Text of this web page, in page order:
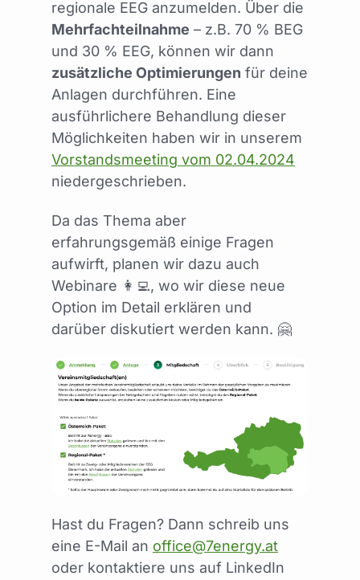
regionale EEG anzumelden. Über die
Mehrfachteilnahme – z.B. 70 % BEG
und 30 % EEG, können wir dann
zusätzliche Optimierungen für deine
Anlagen durchführen. Eine
ausführlichere Behandlung dieser
Möglichkeiten haben wir in unserem
Vorstandsmeeting vom 02.04.2024
niedergeschrieben.
Da das Thema aber
erfahrungsgemäß einige Fragen
aufwirft, planen wir dazu auch
Webinare 👩‍💻, wo wir diese neue
Option im Detail erklären und
darüber diskutiert werden kann. 🤗
Hast du Fragen? Dann schreib uns
eine E-Mail an office@7energy.at
oder kontaktiere uns auf LinkedIn